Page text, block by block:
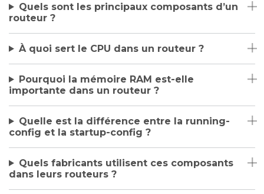
Quels sont les principaux composants d’un
routeur ?
À quoi sert le CPU dans un routeur ?
Pourquoi la mémoire RAM est-elle
importante dans un routeur ?
Quelle est la différence entre la running-
config et la startup-config ?
Quels fabricants utilisent ces composants
dans leurs routeurs ?